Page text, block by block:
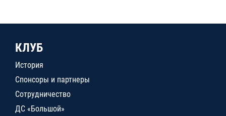
КЛУБ
История
Спонсоры и партнеры
Сотрудничество
ДС «Большой»